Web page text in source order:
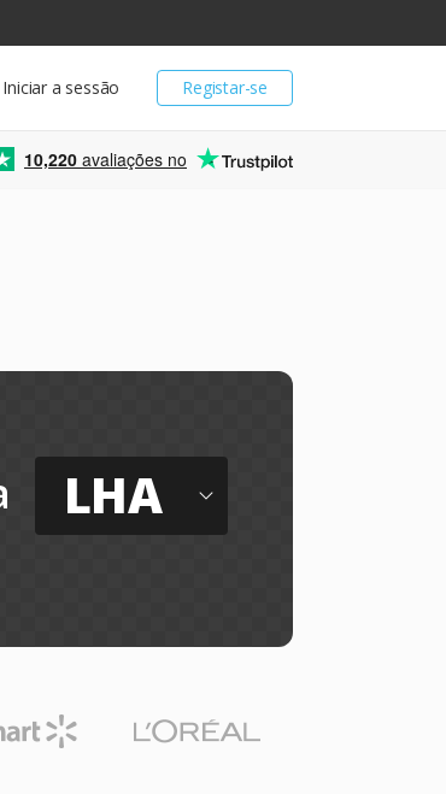
Registar-se
Iniciar a sessão
10,220 avaliações no
LHA